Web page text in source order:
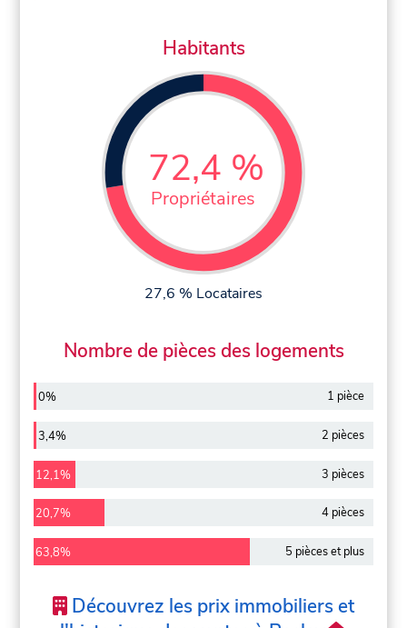
Habitants
72,4 %
Propriétaires
27,6 % Locataires
Nombre de pièces des logements
0% 1 pièce
3,4% 2 pièces
12,1% 3 pièces
20,7% 4 pièces
63,8% 5 pièces et plus
Découvrez les prix immobiliers et